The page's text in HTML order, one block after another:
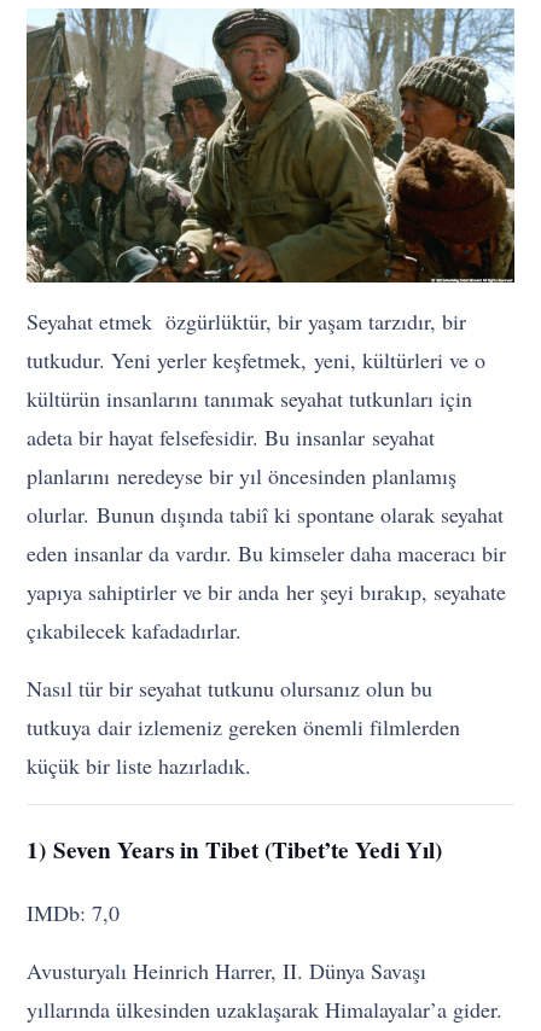
Seyahat etmek özgürlüktür, bir yaşam tarzıdır, bir
tutkudur. Yeni yerler keşfetmek, yeni, kültürleri ve o
kültürün insanlarını tanımak seyahat tutkunları için
adeta bir hayat felsefesidir. Bu insanlar seyahat
planlarını neredeyse bir yıl öncesinden planlamış
olurlar. Bunun dışında tabiî ki spontane olarak seyahat
eden insanlar da vardır. Bu kimseler daha maceracı bir
yapıya sahiptirler ve bir anda her şeyi bırakıp, seyahate
çıkabilecek kafadadırlar.
Nasıl tür bir seyahat tutkunu olursanız olun bu
tutkuya dair izlemeniz gereken önemli filmlerden
küçük bir liste hazırladık.
1) Seven Years in Tibet (Tibet’te Yedi Yıl)
IMDb: 7,0
Avusturyalı Heinrich Harrer, II. Dünya Savaşı
yıllarında ülkesinden uzaklaşarak Himalayalar’a gider.